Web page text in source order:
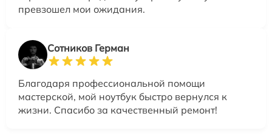
превзошел мои ожидания.
Сотников Герман
Благодаря профессиональной помощи
мастерской, мой ноутбук быстро вернулся к
жизни. Спасибо за качественный ремонт!